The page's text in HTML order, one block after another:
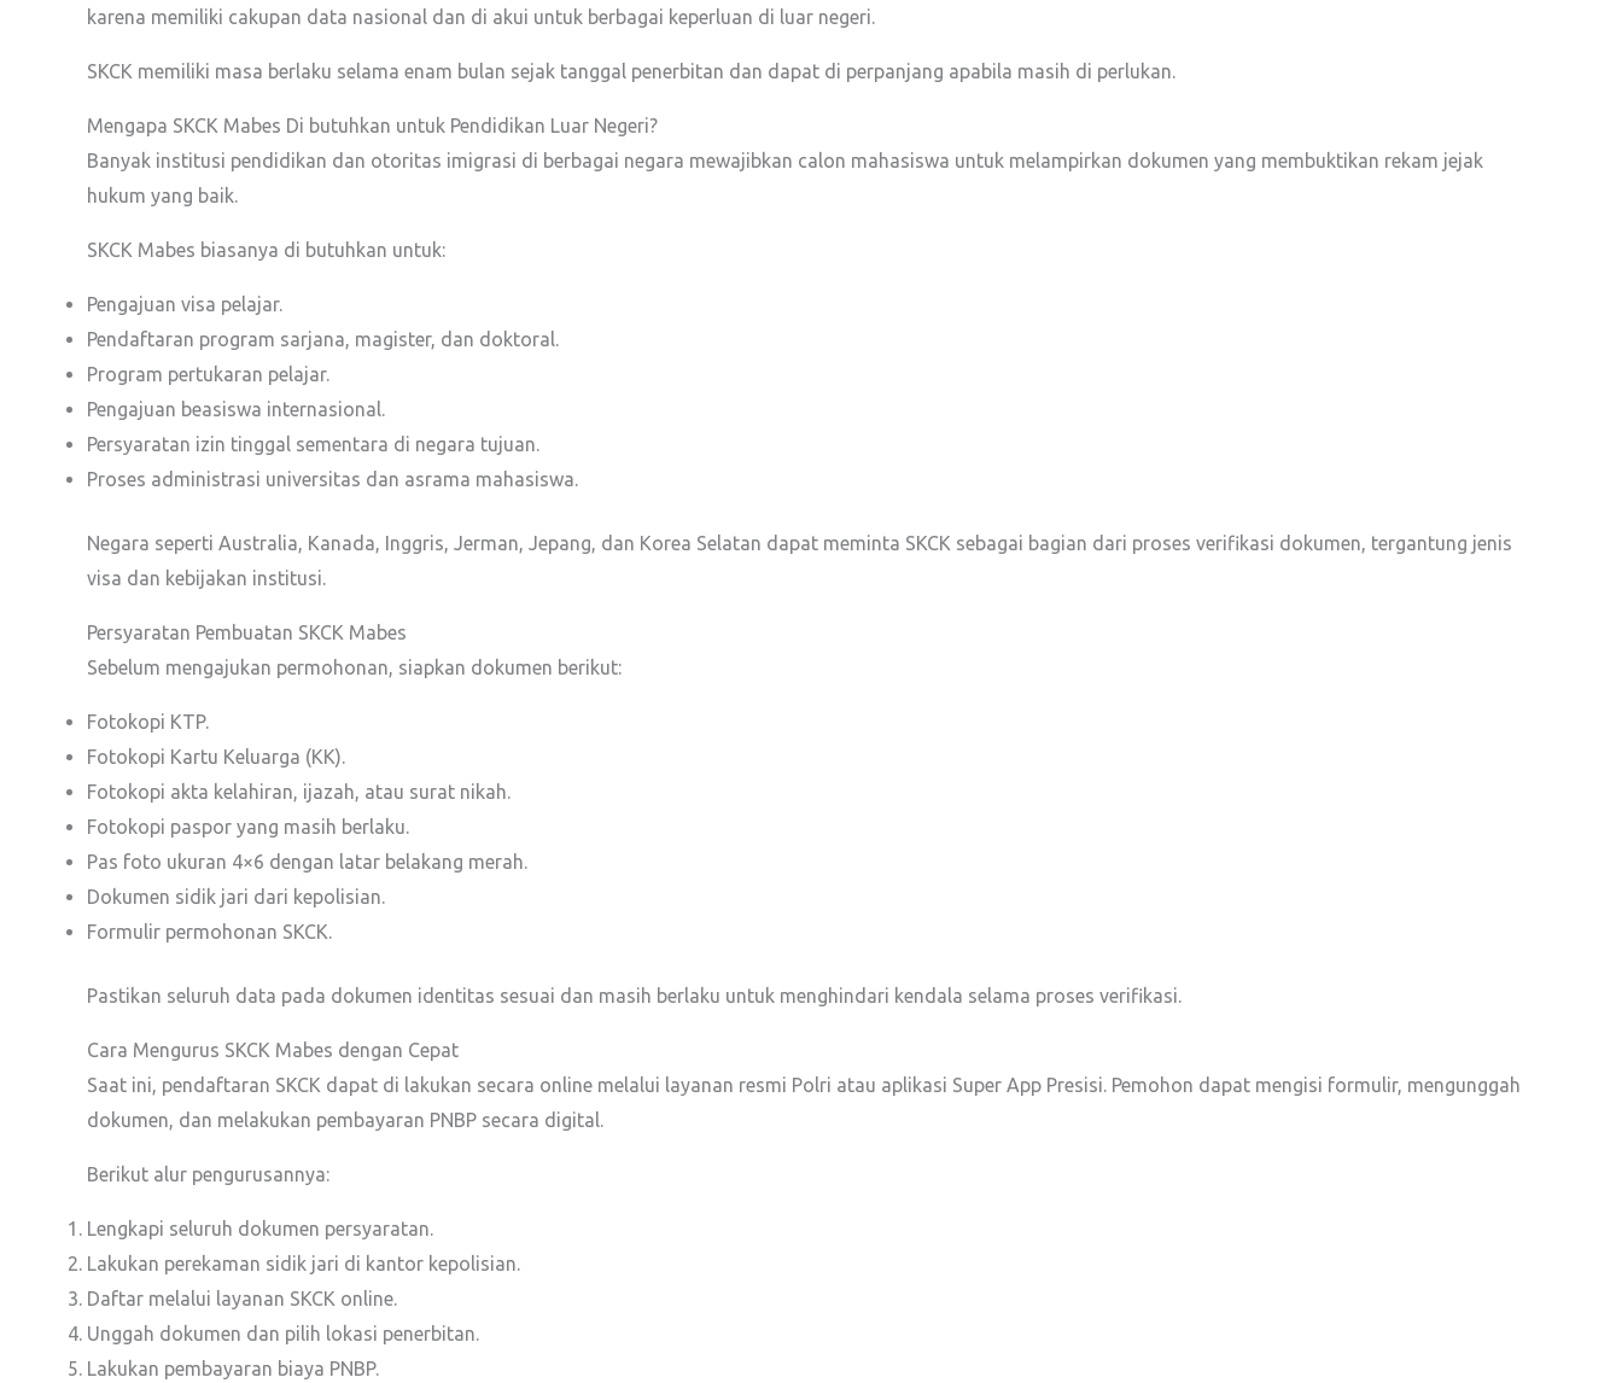
karena memiliki cakupan data nasional dan di akui untuk berbagai keperluan di luar negeri.
SKCK memiliki masa berlaku selama enam bulan sejak tanggal penerbitan dan dapat di perpanjang apabila masih di perlukan.
Mengapa SKCK Mabes Di butuhkan untuk Pendidikan Luar Negeri?
Banyak institusi pendidikan dan otoritas imigrasi di berbagai negara mewajibkan calon mahasiswa untuk melampirkan dokumen yang membuktikan rekam jejak
hukum yang baik.
SKCK Mabes biasanya di butuhkan untuk:
Pengajuan visa pelajar.
Pendaftaran program sarjana, magister, dan doktoral.
Program pertukaran pelajar.
Pengajuan beasiswa internasional.
Persyaratan izin tinggal sementara di negara tujuan.
Proses administrasi universitas dan asrama mahasiswa.
Negara seperti Australia, Kanada, Inggris, Jerman, Jepang, dan Korea Selatan dapat meminta SKCK sebagai bagian dari proses verifikasi dokumen, tergantung jenis
visa dan kebijakan institusi.
Persyaratan Pembuatan SKCK Mabes
Sebelum mengajukan permohonan, siapkan dokumen berikut:
Fotokopi KTP.
Fotokopi Kartu Keluarga (KK).
Fotokopi akta kelahiran, ijazah, atau surat nikah.
Fotokopi paspor yang masih berlaku.
Pas foto ukuran 4×6 dengan latar belakang merah.
Dokumen sidik jari dari kepolisian.
Formulir permohonan SKCK.
Pastikan seluruh data pada dokumen identitas sesuai dan masih berlaku untuk menghindari kendala selama proses verifikasi.
Cara Mengurus SKCK Mabes dengan Cepat
Saat ini, pendaftaran SKCK dapat di lakukan secara online melalui layanan resmi Polri atau aplikasi Super App Presisi. Pemohon dapat mengisi formulir, mengunggah
dokumen, dan melakukan pembayaran PNBP secara digital.
Berikut alur pengurusannya:
Lengkapi seluruh dokumen persyaratan.
Lakukan perekaman sidik jari di kantor kepolisian.
Daftar melalui layanan SKCK online.
Unggah dokumen dan pilih lokasi penerbitan.
Lakukan pembayaran biaya PNBP.